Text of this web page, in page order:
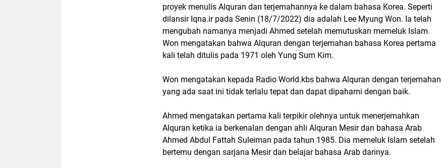
proyek menulis Alquran dan terjemahannya ke dalam bahasa Korea. Seperti
dilansir Iqna.ir pada Senin (18/7/2022) dia adalah Lee Myung Won. Ia telah
mengubah namanya menjadi Ahmed setelah memutuskan memeluk Islam.
Won mengatakan bahwa Alquran dengan terjemahan bahasa Korea pertama
kali telah ditulis pada 1971 oleh Yung Sum Kim.
Won mengatakan kepada Radio World.kbs bahwa Alquran dengan terjemahan
yang ada saat ini tidak terlalu tepat dan dapat dipahami dengan baik.
Ahmed mengatakan pertama kali terpikir olehnya untuk menerjemahkan
Alquran ketika ia berkenalan dengan ahli Alquran Mesir dan bahasa Arab
Ahmed Abdul Fattah Suleiman pada tahun 1985. Dia memeluk Islam setelah
bertemu dengan sarjana Mesir dan belajar bahasa Arab darinya.